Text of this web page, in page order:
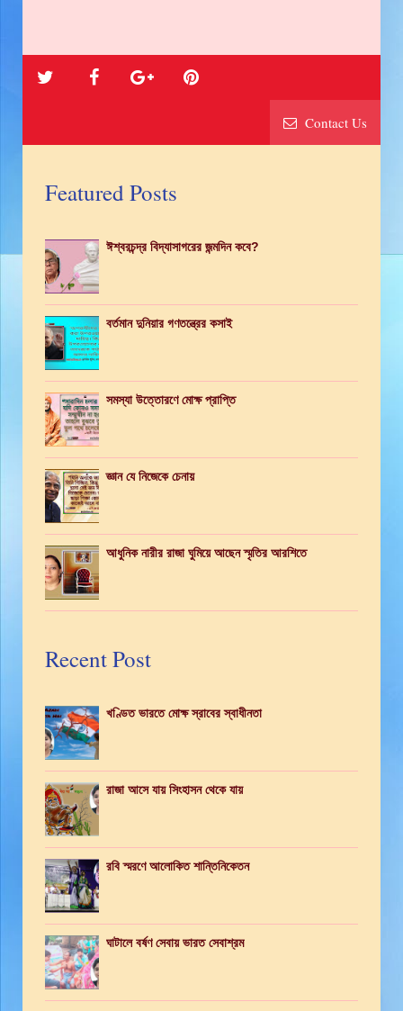
Contact Us
Featured Posts
ঈশ্বরচন্দ্র বিদ্যাসাগরের জন্মদিন কবে?
বর্তমান দুনিয়ার গণতন্ত্রের কসাই
সমস্যা উত্তোরণে মোক্ষ প্রাপ্তি
জ্ঞান যে নিজেকে চেনায়
আধুনিক নারীর রাজা ঘুমিয়ে আছেন স্মৃতির আরশিতে
Recent Post
খণ্ডিত ভারতে মোক্ষ স্রাবের স্বাধীনতা
রাজা আসে যায় সিংহাসন থেকে যায়
রবি স্মরণে আলোকিত শান্তিনিকেতন
ঘাটালে বর্ষণ সেবায় ভারত সেবাশ্রম